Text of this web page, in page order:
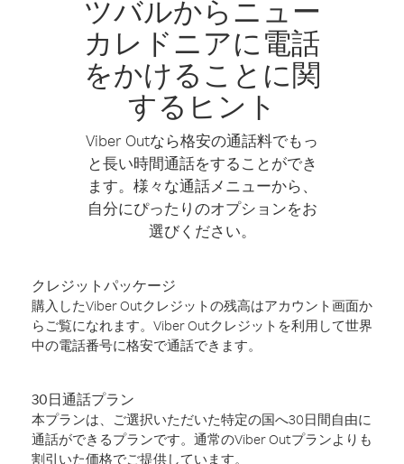
ツバルからニュー
カレドニアに電話
をかけることに関
するヒント
Viber Outなら格安の通話料でもっ
と長い時間通話をすることができ
ます。様々な通話メニューから、
自分にぴったりのオプションをお
選びください。
クレジットパッケージ
購入したViber Outクレジットの残高はアカウント画面か
らご覧になれます。Viber Outクレジットを利用して世界
中の電話番号に格安で通話できます。
30日通話プラン
本プランは、ご選択いただいた特定の国へ30日間自由に
通話ができるプランです。通常のViber Outプランよりも
割引いた価格でご提供しています。